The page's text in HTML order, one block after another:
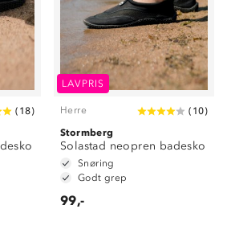
( 18)
LAVPRIS
Herre ( 10)
Stormberg
Solastad neopren badesko
Snøring
Godt grep
99,-
barnehagen